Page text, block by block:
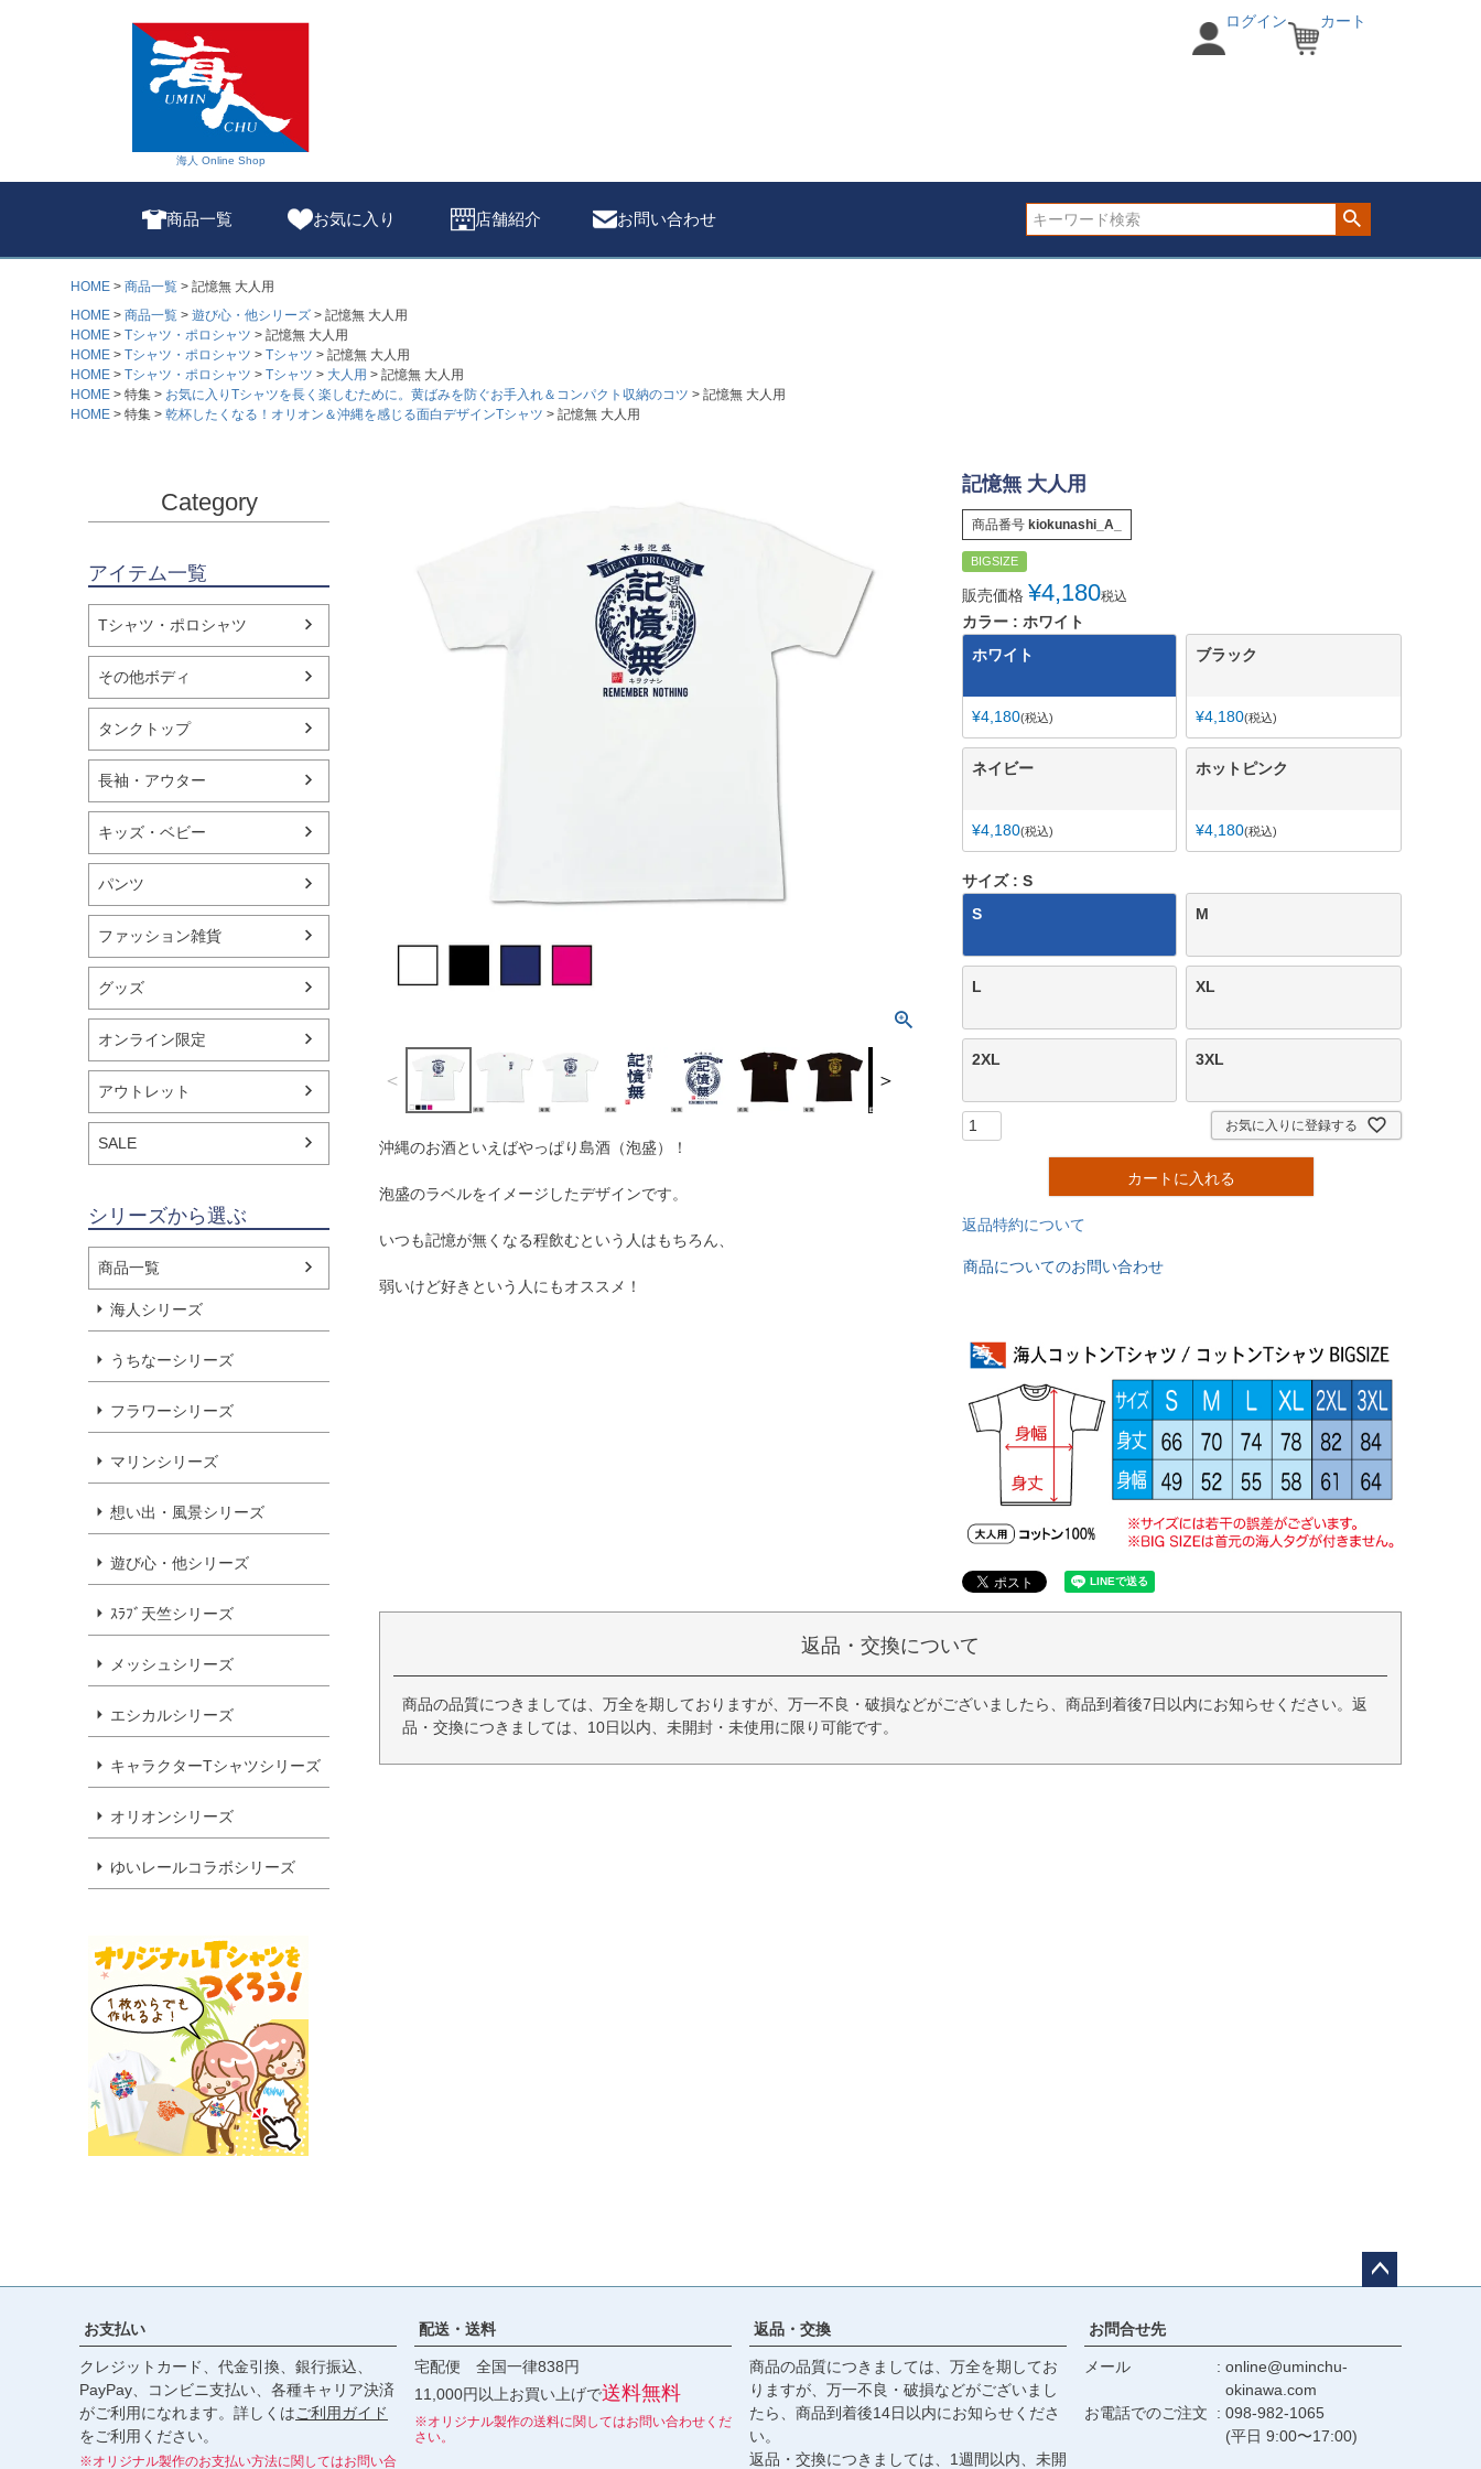
海人 Online Shop
ログイン カート
商品一覧 お気に入り 店舗紹介 お問い合わせ
HOME 商品一覧
記憶無 大人用
HOME
商品一覧 遊び心・他シリーズ
記憶無 大人用
HOME
Tシャツ・ポロシャツ
記憶無 大人用
HOME
Tシャツ・ポロシャツ Tシャツ
記憶無 大人用
HOME
Tシャツ・ポロシャツ Tシャツ 大人用
記憶無 大人用
HOME
特集 お気に入りTシャツを長く楽しむために。黄ばみを防ぐお手入れ＆コンパクト収納のコツ
記憶無 大人用
HOME
特集 乾杯したくなる！オリオン＆沖縄を感じる面白デザインTシャツ 記憶無 大人用
Category
アイテム一覧
Tシャツ・ポロシャツ
その他ボディ
タンクトップ
長袖・アウター
キッズ・ベビー
パンツ
ファッション雑貨
グッズ
オンライン限定
アウトレット
SALE
シリーズから選ぶ
商品一覧
海人シリーズ
うちなーシリーズ
フラワーシリーズ
マリンシリーズ
想い出・風景シリーズ
遊び心・他シリーズ
ｽﾗﾌﾞ天竺シリーズ
メッシュシリーズ
エシカルシリーズ
キャラクターTシャツシリーズ
オリオンシリーズ
ゆいレールコラボシリーズ
＜ ＞
沖縄のお酒といえばやっぱり島酒（泡盛）！
泡盛のラベルをイメージしたデザインです。
いつも記憶が無くなる程飲むという人はもちろん、
弱いけど好きという人にもオススメ！
記憶無 大人用
商品番号 kiokunashi_A_
BIGSIZE
販売価格 ¥4,180税込
カラー
ホワイト
ホワイト
¥4,180 税込
ブラック
¥4,180 税込
ネイビー
¥4,180 税込
ホットピンク
¥4,180 税込
サイズ
S
S
M
L XL
2XL 3XL
お気に入りに登録する
カートに入れる
返品特約について
商品についてのお問い合わせ
返品・交換について
商品の品質につきましては、万全を期しておりますが、万一不良・破損などがございましたら、商品到着後7日以内にお知らせください。返
品・交換につきましては、10日以内、未開封・未使用に限り可能です。
ップ
お支払い
クレジットカード、代金引換、銀行振込、
PayPay、コンビニ支払い、各種キャリア決済
がご利用になれます。詳しくはご利用ガイド
をご利用ください。
※オリジナル製作のお支払い方法に関してはお問い合
配送・送料
宅配便 全国一律838円
11,000円以上お買い上げで送料無料
※オリジナル製作の送料に関してはお問い合わせくだ
さい。
返品・交換
商品の品質につきましては、万全を期してお
りますが、万一不良・破損などがございまし
たら、商品到着後14日以内にお知らせくださ
い。
返品・交換につきましては、1週間以内、未開
お問合せ先
メール
online@uminchu-
okinawa.com
お電話でのご注文
098-982-1065
(平日 9:00〜17:00)